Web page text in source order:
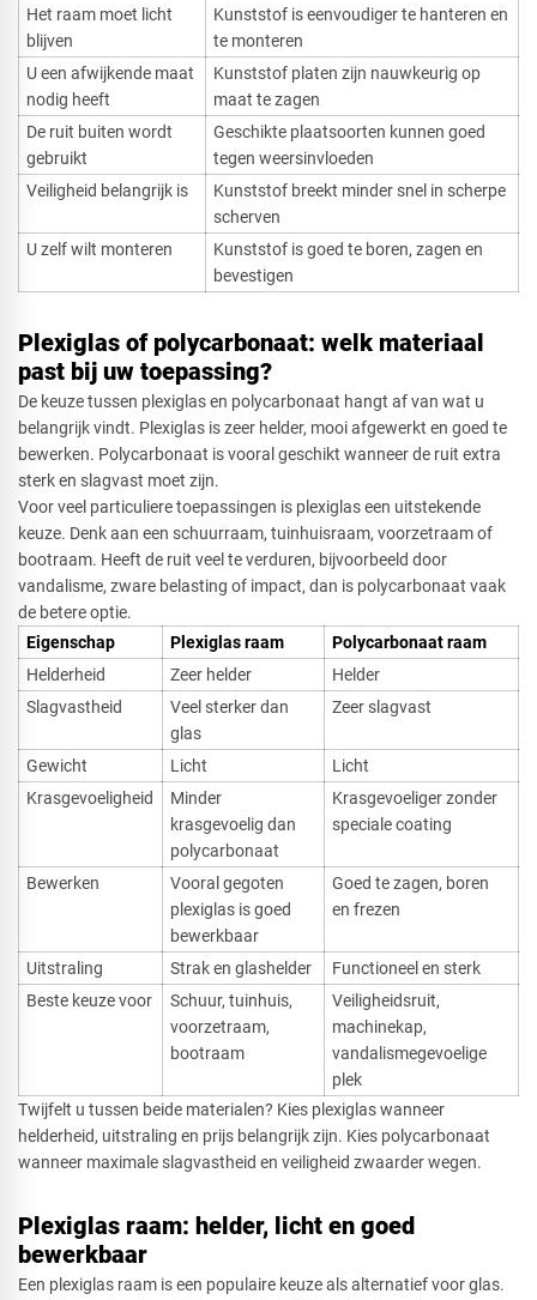
Het raam moet licht
blijven
Kunststof is eenvoudiger te hanteren en
te monteren
U een afwijkende maat
nodig heeft
Kunststof platen zijn nauwkeurig op
maat te zagen
De ruit buiten wordt
gebruikt
Geschikte plaatsoorten kunnen goed
tegen weersinvloeden
Veiligheid belangrijk is
Kunststof breekt minder snel in scherpe
scherven
U zelf wilt monteren
Kunststof is goed te boren, zagen en
bevestigen
Plexiglas of polycarbonaat: welk materiaal
past bij uw toepassing?
De keuze tussen plexiglas en polycarbonaat hangt af van wat u
belangrijk vindt. Plexiglas is zeer helder, mooi afgewerkt en goed te
bewerken. Polycarbonaat is vooral geschikt wanneer de ruit extra
sterk en slagvast moet zijn.
Voor veel particuliere toepassingen is plexiglas een uitstekende
keuze. Denk aan een schuurraam, tuinhuisraam, voorzetraam of
bootraam. Heeft de ruit veel te verduren, bijvoorbeeld door
vandalisme, zware belasting of impact, dan is polycarbonaat vaak
de betere optie.
Eigenschap
Plexiglas raam
Polycarbonaat raam
Helderheid
Zeer helder
Helder
Slagvastheid
Veel sterker dan
glas
Zeer slagvast
Gewicht Licht
Licht
Krasgevoeligheid
Minder
krasgevoelig dan
polycarbonaat
Krasgevoeliger zonder
speciale coating
Bewerken
Vooral gegoten
plexiglas is goed
bewerkbaar
Goed te zagen, boren
en frezen
Uitstraling Strak en glashelder
Functioneel en sterk
Beste keuze voor
Schuur, tuinhuis,
voorzetraam,
bootraam
Veiligheidsruit,
machinekap,
vandalismegevoelige
plek
Twijfelt u tussen beide materialen? Kies plexiglas wanneer
helderheid, uitstraling en prijs belangrijk zijn. Kies polycarbonaat
wanneer maximale slagvastheid en veiligheid zwaarder wegen.
Plexiglas raam: helder, licht en goed
bewerkbaar
Een plexiglas raam is een populaire keuze als alternatief voor glas.